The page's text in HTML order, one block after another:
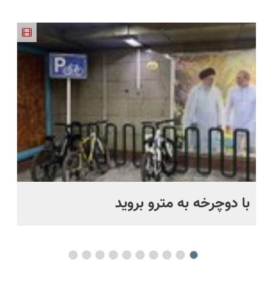
اروپا، سبک
و مقاوم |
پرداخت
قسطی
شارژ
و پرداخت
اقساطی 💳
📍 تهران
طبیعی!
ویزیت
رایگان+پرداخت
اقساطی😍
پرسشنامه و
دریافت راه
حل
با دوچرخه به مترو بروید